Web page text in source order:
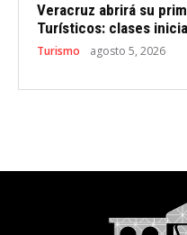
Veracruz abrirá su
Turísticos: clases
Turismo agosto 5, 2026